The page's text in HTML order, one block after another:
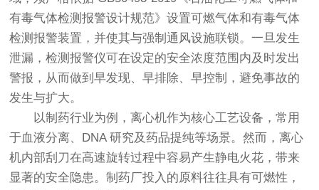
有毒气体检测报警设计规范》设置可燃气体和有毒气体
检测报警装置，并使其与强制通风设施联锁。一旦发生
泄漏，检测报警仪可在设定的安全浓度范围内及时发出
警报，从而做到早发现、早排除、早控制，避免事故的
发生与扩大。
以制药行业为例，离心机作为核心工艺设备，常用
于血液分离、DNA 研究及药品提纯等场景。然而，离心
机内部刮刀在高速旋转过程中容易产生静电火花，带来
显著的安全隐患。制药厂投入的原料往往具有可燃性，